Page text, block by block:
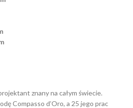
znany na całym świecie.
Compasso d’Oro, a 25 jego prac